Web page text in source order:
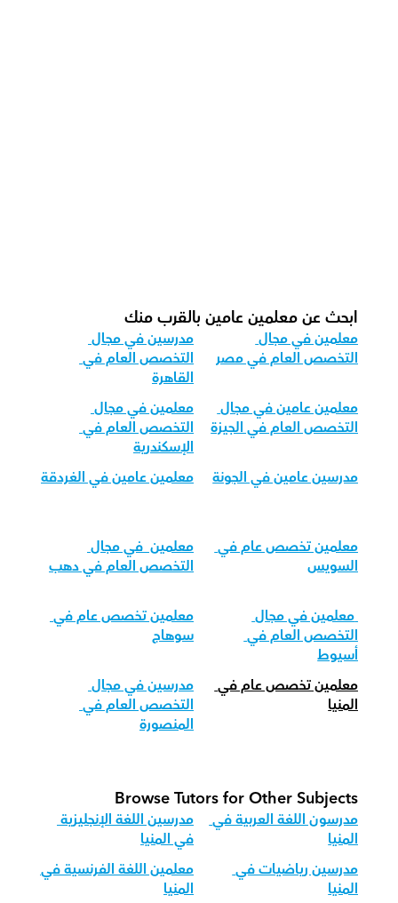
ابحث عن معلمين عامين بالقرب منك
معلمين في مجال
التخصص العام في مصر
مدرسين في مجال
التخصص العام في
القاهرة
معلمين عامين في مجال
التخصص العام في الجيزة
معلمين في مجال
التخصص العام في
الإسكندرية
مدرسين عامين في الجونة
معلمين عامين في الغردقة
معلمين تخصص عام في
السويس
معلمين  في مجال
التخصص العام في دهب
معلمين في مجال
التخصص العام في
أسيوط
معلمين تخصص عام في
سوهاج
معلمين تخصص عام في
المنيا
مدرسين في مجال
التخصص العام في
المنصورة
Browse Tutors for Other Subjects
مدرسون اللغة العربية في
المنيا
مدرسين اللغة الإنجليزية
في المنيا
مدرسين رياضيات في
المنيا
معلمين اللغة الفرنسية في
المنيا